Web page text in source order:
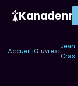
Kanadenn
Accueil ›Œuvres›
Jean
Cras